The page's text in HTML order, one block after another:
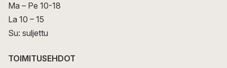
Ma – Pe 10-18
La 10 – 15
Su: suljettu
TOIMITUSEHDOT